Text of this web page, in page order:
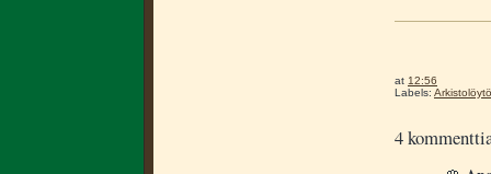
at 12:56
Labels:
4